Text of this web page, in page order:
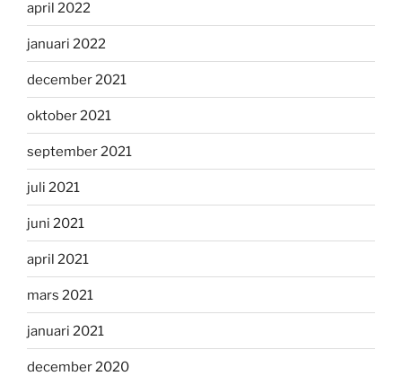
april 2022
januari 2022
december 2021
oktober 2021
september 2021
juli 2021
juni 2021
april 2021
mars 2021
januari 2021
december 2020